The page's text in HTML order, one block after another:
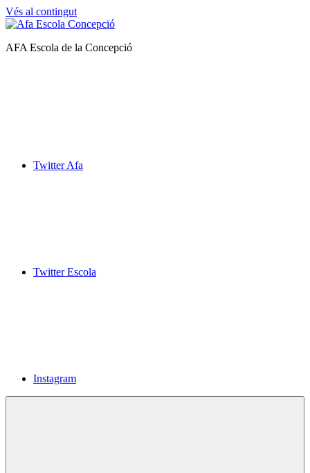
Vés al contingut
Afa
AFA Escola de la Concepció
Twitter Afa
Twitter Escola
Instagram